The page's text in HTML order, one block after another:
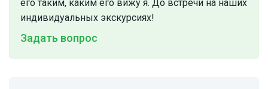
его таким, каким его вижу я. До встречи на наших
индивидуальных экскурсиях!
Задать вопрос